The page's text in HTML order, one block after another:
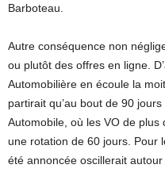
Barboteau.
Autre conséquence non
ou plutôt des offres en ligne.
Automobilière en écoule la
partirait qu’au bout de 90
Automobile, où les VO de
une rotation de 60 jours. Pour
été annoncée oscillerait autour